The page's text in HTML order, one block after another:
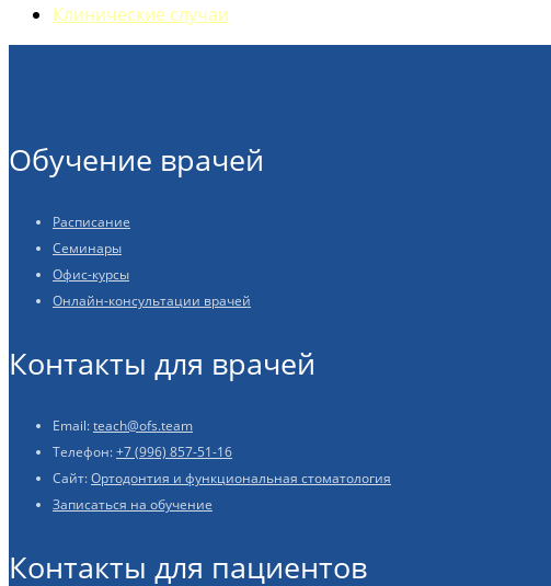
Клинические случаи
Обучение врачей
Расписание
Семинары
Офис-курсы
Онлайн-консультации врачей
Контакты для врачей
Email:teach@ofs.team
Телефон:+7 (996) 857-51-16
Сайт:Ортодонтия и функциональная стоматология
Записаться на обучение
Контакты для пациентов